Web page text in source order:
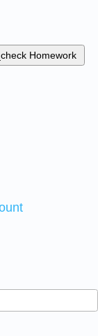
Homework